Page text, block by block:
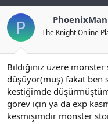
u
y
u
b
a
ş
l
t
a
n
n
g
ç
t
a
i
h
i
P PhoenixMan
The Knight Online
Bildiğiniz üzere monster
düşüyor(muş) fakat ben
kestiğimde
görev için ya da exp
kesmişimdir monster